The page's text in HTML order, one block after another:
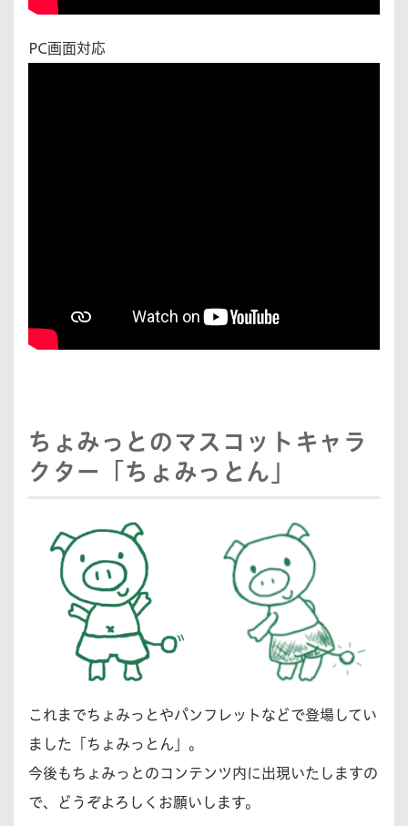
PC画面対応
ちょみっとのマスコットキャラ
クター「ちょみっとん」
これまでちょみっとやパンフレットなどで登場してい
ました「ちょみっとん」。
今後もちょみっとのコンテンツ内に出現いたしますの
で、どうぞよろしくお願いします。